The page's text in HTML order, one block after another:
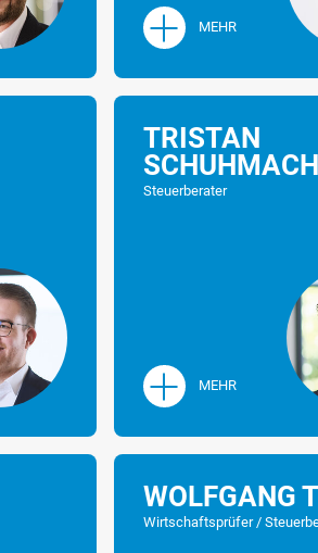
MEHR
TRISTAN
Steuerberater
MEHR
WOLFGANG
Wirtschaftsprüfer /